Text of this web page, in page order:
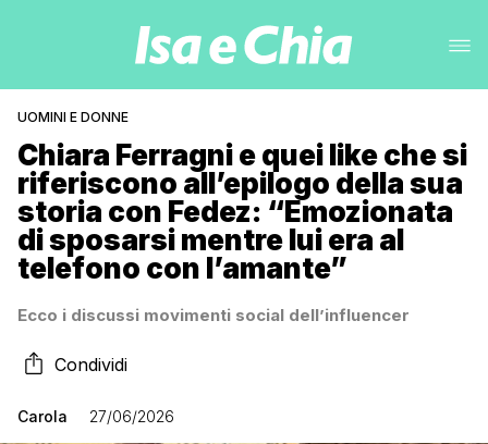
UOMINI E DONNE
Chiara Ferragni e quei like che si
riferiscono all’epilogo della sua
storia con Fedez: “Emozionata
di sposarsi mentre lui era al
telefono con l’amante”
Ecco i discussi movimenti social dell’influencer
Condividi
Carola 27/06/2026